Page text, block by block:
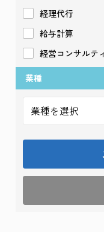
経理代行
給与計算
経営コンサルテ
業種